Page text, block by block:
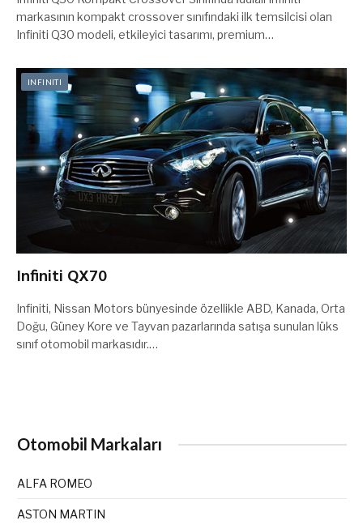
markasının kompakt crossover sınıfındaki ilk temsilcisi olan
Infiniti Q30 modeli, etkileyici tasarımı, premium…
INFINITI
Infiniti QX70
Infiniti, Nissan Motors bünyesinde özellikle ABD, Kanada, Orta
Doğu, Güney Kore ve Tayvan pazarlarında satışa sunulan lüks
sınıf otomobil markasıdır.…
Otomobil Markaları
ALFA ROMEO
ASTON MARTIN